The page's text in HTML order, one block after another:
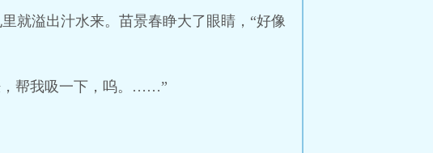
就溢出汁水来。苗景春睁大了眼睛，“好像
帮我吸一下，呜。……”